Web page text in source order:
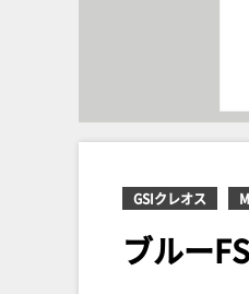
GSIクレオス
ブルー